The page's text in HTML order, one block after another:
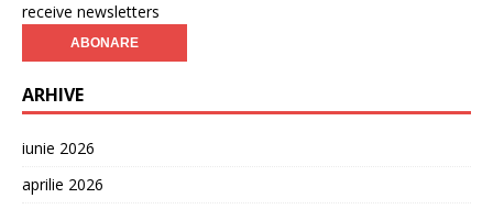
receive newsletters
ARHIVE
iunie 2026
aprilie 2026